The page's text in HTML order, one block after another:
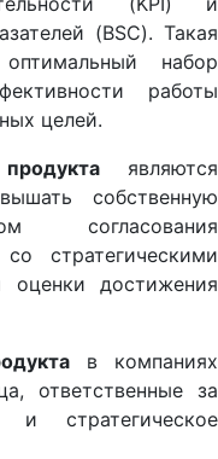
(BSC). Такая
набор
работы
целей.
являются
собственную
согласования
стратегическими
достижения
в компаниях
ответственные за
и стратегическое